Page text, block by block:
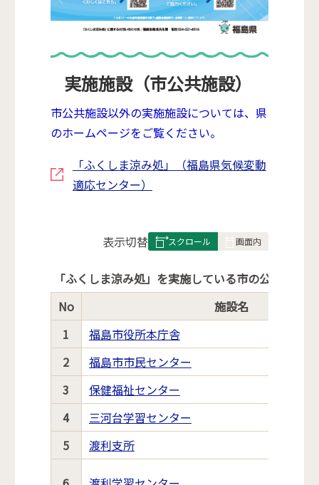
実施施設（市公共施設）
市公共施設以外の実施施設については、県
のホームページをご覧ください。
「ふくしま涼み処」（福島県気候変動
適応センター）
表
み
の
表示切替
「ふくしま涼み処」を実施している市の公共施設
No
施設名
1
福島市役所本庁舎
2
福島市市民センター
3
保健福祉センター
4
三河台学習センター
5
渡利支所